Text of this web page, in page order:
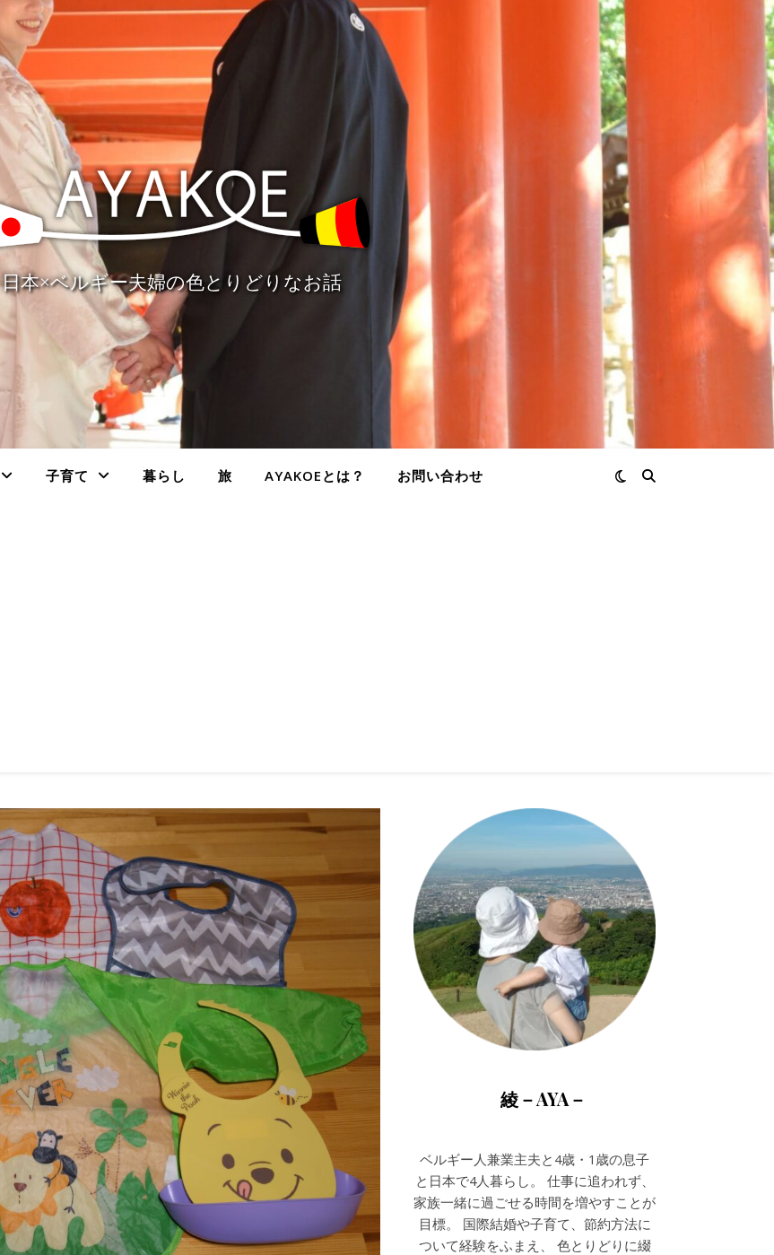
日本×ベルギー夫婦の色とりどりなお話
子育て 暮らし 旅 AYAKOEとは？ お問い合わせ
綾－AYA－
ベルギー人兼業主夫と4歳・1歳の息子
と日本で4人暮らし。 仕事に追われず、
家族一緒に過ごせる時間を増やすことが
目標。 国際結婚や子育て、節約方法に
ついて経験をふまえ、 色とりどりに綴